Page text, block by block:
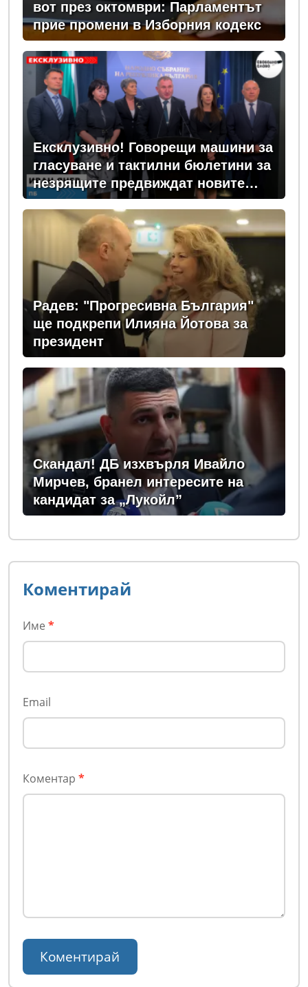
вот през октомври: Парламентът
прие промени в Изборния кодекс
Ексклузивно! Говорещи машини за
гласуване и тактилни бюлетини за
незрящите предвиждат новите
изборни правила! (ВИДЕО)
Радев: "Прогресивна България"
ще подкрепи Илияна Йотова за
президент
Скандал! ДБ изхвърля Ивайло
Мирчев, бранел интересите на
кандидат за „Лукойл”
Коментирай
Име *
Email
Коментар *